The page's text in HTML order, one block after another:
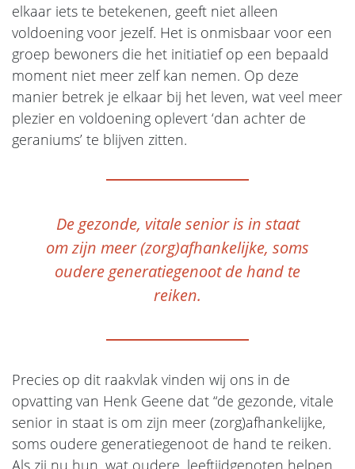
elkaar iets te betekenen, geeft niet alleen
voldoening voor jezelf. Het is onmisbaar voor een
groep bewoners die het initiatief op een bepaald
moment niet meer zelf kan nemen. Op deze
manier betrek je elkaar bij het leven, wat veel meer
plezier en voldoening oplevert ‘dan achter de
geraniums’ te blijven zitten.
De gezonde, vitale senior is in staat
om zijn meer (zorg)afhankelijke, soms
oudere generatiegenoot de hand te
reiken.
Precies op dit raakvlak vinden wij ons in de
opvatting van Henk Geene dat “de gezonde, vitale
senior in staat is om zijn meer (zorg)afhankelijke,
soms oudere generatiegenoot de hand te reiken.
Als zij nu hun, wat oudere, leeftijdgenoten helpen,